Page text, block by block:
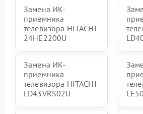
Замена ИК-
приемника
телевизора HITACHI
24HE2200U
Замена ИК-
приемника
телевизора HITACHI
LD43VRS02U